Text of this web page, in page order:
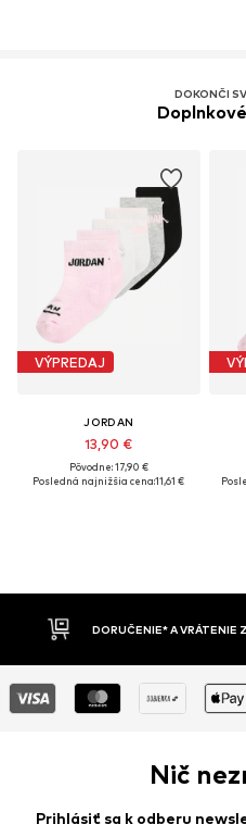
DOKONČI
VÝPREDAJ
JORDAN
13,90 €
Pôvodne: 17,90 €
Posledná najnižšia cena:11,61 €
A VRÁTENIE ZADARMO
Nič
Prihlásiť sa k odberu